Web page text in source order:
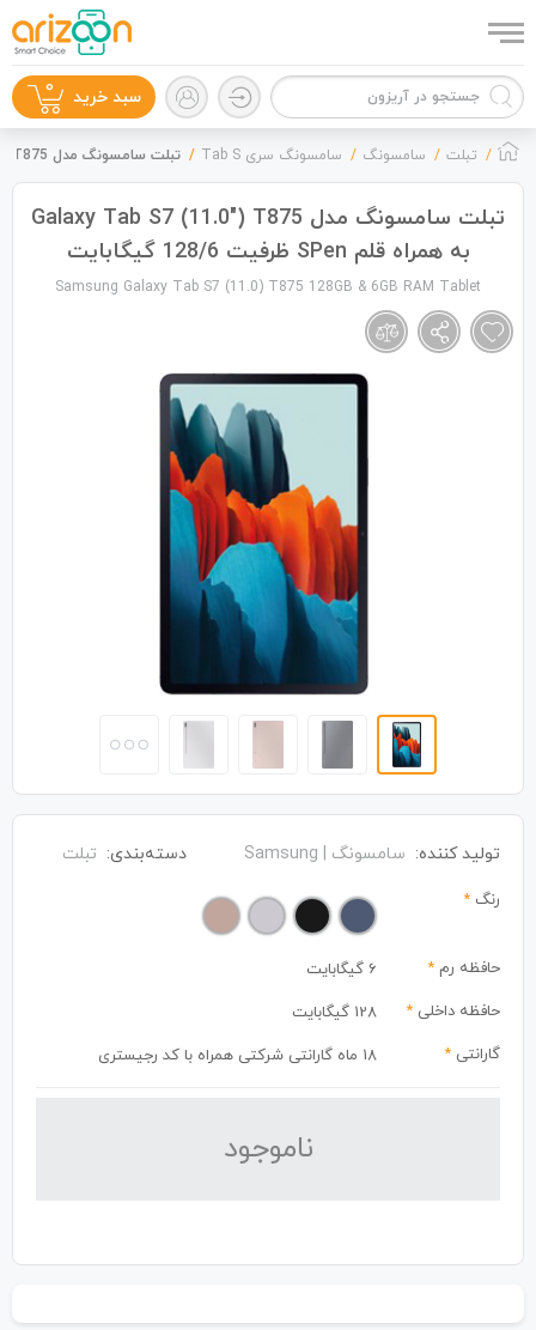
گوشی موبایل
سبد خرید 0
تبلت سامسونگ سامسونگ سری Tab S تبلت سامسونگ مدل Galaxy Tab S7 (11.0") T875 به همراه قلم SPen ظرفیت 128/6 گیگابایت
تبلت سامسونگ مدل Galaxy Tab S7 (11.0") T875
به همراه قلم SPen ظرفیت 128/6 گیگابایت
Samsung Galaxy Tab S7 (11.0) T875 128GB & 6GB RAM Tablet
تولید کننده: سامسونگ | Samsung دسته‌بندی: تبلت
رنگ *
حافظه رم *
6 گیگابایت
حافظه داخلی *
128 گیگابایت
گارانتی * 18 ماه گارانتی شرکتی همراه با کد رجیستری
نا‌موجود